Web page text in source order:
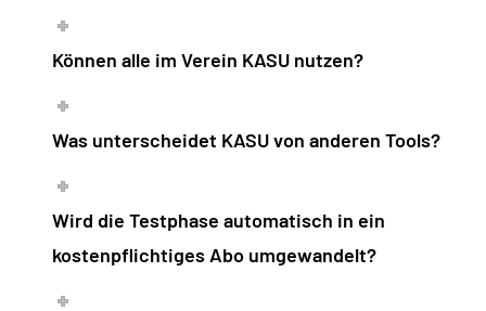
Können alle im Verein KASU nutzen?
Was unterscheidet KASU von anderen Tools?
Wird die Testphase automatisch in ein
kostenpflichtiges Abo umgewandelt?